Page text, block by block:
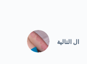
ال التالية